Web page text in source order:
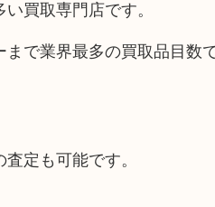
買取専門店です。
で業界最多の買取品目数
定も可能です。